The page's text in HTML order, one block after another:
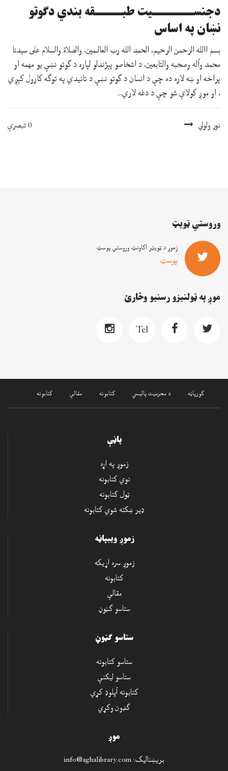
دجنســـــــــیت طبــــــقه بندي دګوتو
نښان په اساس
بسم االله الرحمن الرحيم، الحمد الله رب العالـمين، والصلاة والسلام على سيدنا
محمد وآله وصحبه والتابعين، د اشخاصو پېژندلو لپاره د ګوتو نښې يو مهمه او
پراخه او ښه لاره ده چې د انسان د ګوتو نښې د تائیدي په توګه کارول کېږي
، او موږ کولاې شو چې د دغه لاري...
نور ولولي 0 تبصرې
وروستي ټويټ
زموږ د ټويټر اکاونټ وروستي پوسټ
پوسټ
موږ په ټولنيزو رسنيو وڅارئ
Tel
کورپاڼه د محرميت پاليسي کتابونه مقالې کتابونه
پاڼې
زموږ په اړه
نوي کتابونه
ټول کتابونه
ډير ښکته شوي کتابونه
زموږ ويبپاڼه
زموږ سره اړيکه
کتابونه
مقالې
ستاسو ګڼوڼ
ستاسو ګڼوڼ
ستاسو کتابونه
ستاسو ليکنې
کتابونه آپلوډ کړي
ګډون وکړي
موږ
بريښناليک: